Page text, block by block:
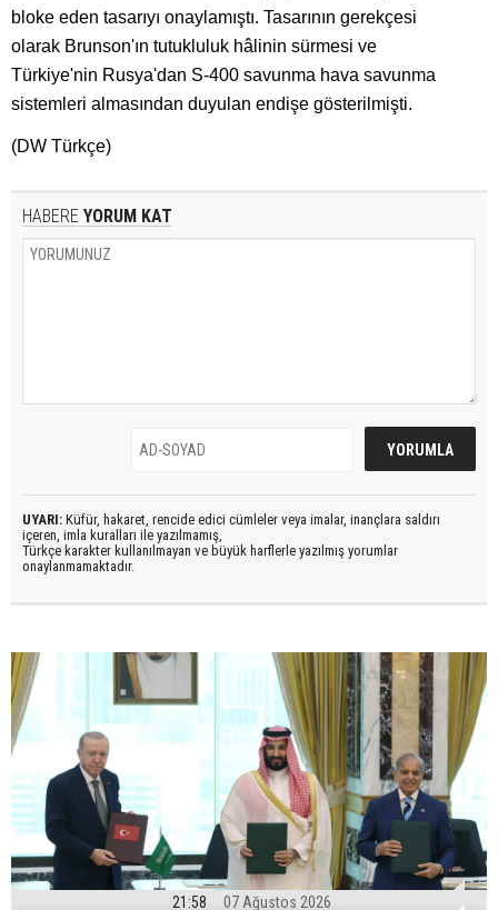
bloke eden tasarıyı onaylamıştı. Tasarının gerekçesi
olarak Brunson'ın tutukluluk hâlinin sürmesi ve
Türkiye'nin Rusya'dan S-400 savunma hava savunma
sistemleri almasından duyulan endişe gösterilmişti.
(DW Türkçe)
HABERE YORUM KAT
UYARI: Küfür, hakaret, rencide edici cümleler veya imalar, inançlara saldırı
içeren, imla kuralları ile yazılmamış,
Türkçe karakter kullanılmayan ve büyük harflerle yazılmış yorumlar
onaylanmamaktadır.
21:58 07 Ağustos 2026